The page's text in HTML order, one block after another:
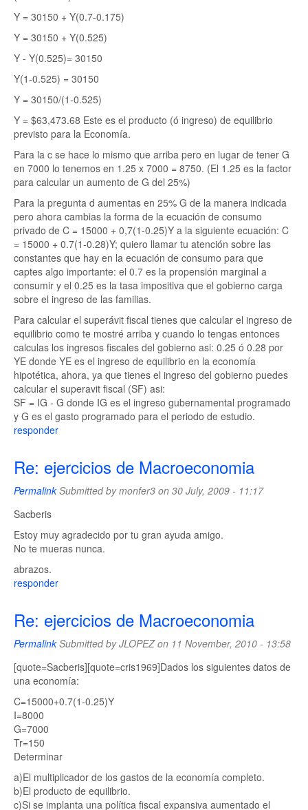
Y = 30150 + Y(0.7-0.175)
Y = 30150 + Y(0.525)
Y - Y(0.525)= 30150
Y(1-0.525) = 30150
Y = 30150/(1-0.525)
Y = $63,473.68 Este es el producto (ó ingreso) de equilibrio
previsto para la Economía.
Para la c se hace lo mismo que arriba pero en lugar de tener G
en 7000 lo tenemos en 1.25 x 7000 = 8750. (El 1.25 es la factor
para calcular un aumento de G del 25%)
Para la pregunta d aumentas en 25% G de la manera indicada
pero ahora cambias la forma de la ecuación de consumo
privado de C = 15000 + 0,7(1-0.25)Y a la siguiente ecuación: C
= 15000 + 0.7(1-0.28)Y; quiero llamar tu atención sobre las
constantes que hay en la ecuación de consumo para que
captes algo importante: el 0.7 es la propensión marginal a
consumir y el 0.25 es la tasa impositiva que el gobierno carga
sobre el ingreso de las familias.
Para calcular el superávit fiscal tienes que calcular el ingreso de
equilibrio como te mostré arriba y cuando lo tengas entonces
calculas los ingresos fiscales del gobierno asi: 0.25 ó 0.28 por
YE donde YE es el ingreso de equilibrio en la economía
hipotética, ahora, ya que tienes el ingreso del gobierno puedes
calcular el superavit fiscal (SF) asi:
SF = IG - G donde IG es el ingreso gubernamental programado
y G es el gasto programado para el periodo de estudio.
responder
Re: ejercicios de Macroeconomia
PermalinkSubmitted bymonfer3 on 30 July, 2009 - 11:17
Sacberis
Estoy muy agradecido por tu gran ayuda amigo.
No te mueras nunca.
abrazos.
responder
Re: ejercicios de Macroeconomia
PermalinkSubmitted byJLOPEZon 11 November, 2010 - 13:58
[quote=Sacberis][quote=cris1969]Dados los siguientes datos de
una economía:
C=15000+0.7(1-0.25)Y
I=8000
G=7000
Tr=150
Determinar
a)El multiplicador de los gastos de la economía completo.
b)El producto de equilibrio.
c)Si se implanta una política fiscal expansiva aumentado el